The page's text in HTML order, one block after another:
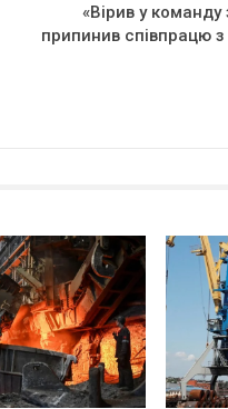
«Вірив у
припинив співпрацю